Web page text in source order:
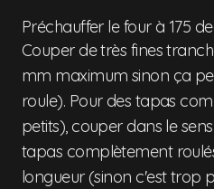
Préchauffer le four à 175
Couper de très fines
mm maximum sinon ça
roule). Pour des tapas
petits), couper dans le
tapas complètement
longueur (sinon c'est trop